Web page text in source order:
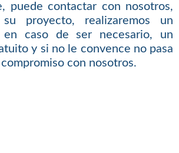
puede contactar con nosotros,
proyecto, realizaremos un
en caso de ser necesario, un
y si no le convence no pasa
con nosotros.